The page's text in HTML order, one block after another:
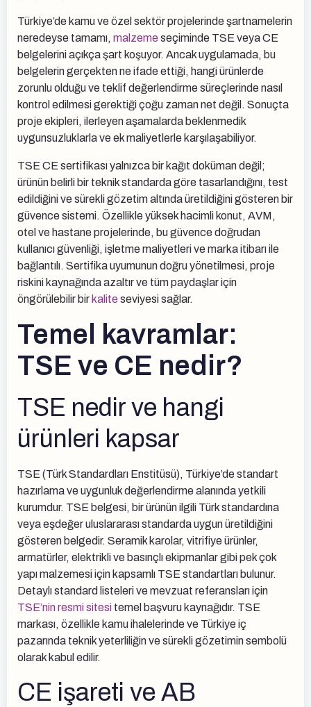
Türkiye’de kamu ve özel sektör projelerinde şartnamelerin
neredeyse tamamı, malzeme seçiminde TSE veya CE
belgelerini açıkça şart koşuyor. Ancak uygulamada, bu
belgelerin gerçekten ne ifade ettiği, hangi ürünlerde
zorunlu olduğu ve teklif değerlendirme süreçlerinde nasıl
kontrol edilmesi gerektiği çoğu zaman net değil. Sonuçta
proje ekipleri, ilerleyen aşamalarda beklenmedik
uygunsuzluklarla ve ek maliyetlerle karşılaşabiliyor.
TSE CE sertifikası yalnızca bir kağıt doküman değil;
ürünün belirli bir teknik standarda göre tasarlandığını, test
edildiğini ve sürekli gözetim altında üretildiğini gösteren bir
güvence sistemi. Özellikle yüksek hacimli konut, AVM,
otel ve hastane projelerinde, bu güvence doğrudan
kullanıcı güvenliği, işletme maliyetleri ve marka itibarı ile
bağlantılı. Sertifika uyumunun doğru yönetilmesi, proje
riskini kaynağında azaltır ve tüm paydaşlar için
öngörülebilir bir kalite seviyesi sağlar.
Temel kavramlar:
TSE ve CE nedir?
TSE nedir ve hangi
ürünleri kapsar
TSE (Türk Standardları Enstitüsü), Türkiye’de standart
hazırlama ve uygunluk değerlendirme alanında yetkili
kurumdur. TSE belgesi, bir ürünün ilgili Türk standardına
veya eşdeğer uluslararası standarda uygun üretildiğini
gösteren belgedir. Seramik karolar, vitrifiye ürünler,
armatürler, elektrikli ve basınçlı ekipmanlar gibi pek çok
yapı malzemesi için kapsamlı TSE standartları bulunur.
Detaylı standard listeleri ve mevzuat referansları için
TSE’nin resmi sitesi temel başvuru kaynağıdır. TSE
markası, özellikle kamu ihalelerinde ve Türkiye iç
pazarında teknik yeterliliğin ve sürekli gözetimin sembolü
olarak kabul edilir.
CE işareti ve AB